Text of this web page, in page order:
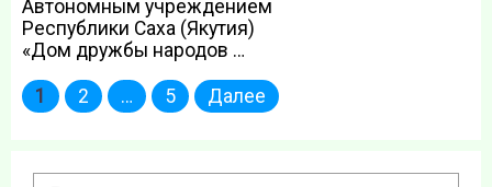
Автономным учреждением
Республики Саха (Якутия)
«Дом дружбы народов …
Пагинация
1 2 … 5 Далее